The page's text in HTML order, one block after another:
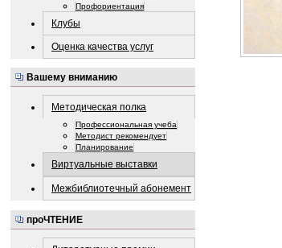
Профориентация
Клубы
Оценка качества услуг
Вашему вниманию
Методическая полка
Профессиональная учеба
Методист рекомендует
Планирование
Виртуальные выставки
Межбиблиотечный абонемент
проЧТЕНИЕ